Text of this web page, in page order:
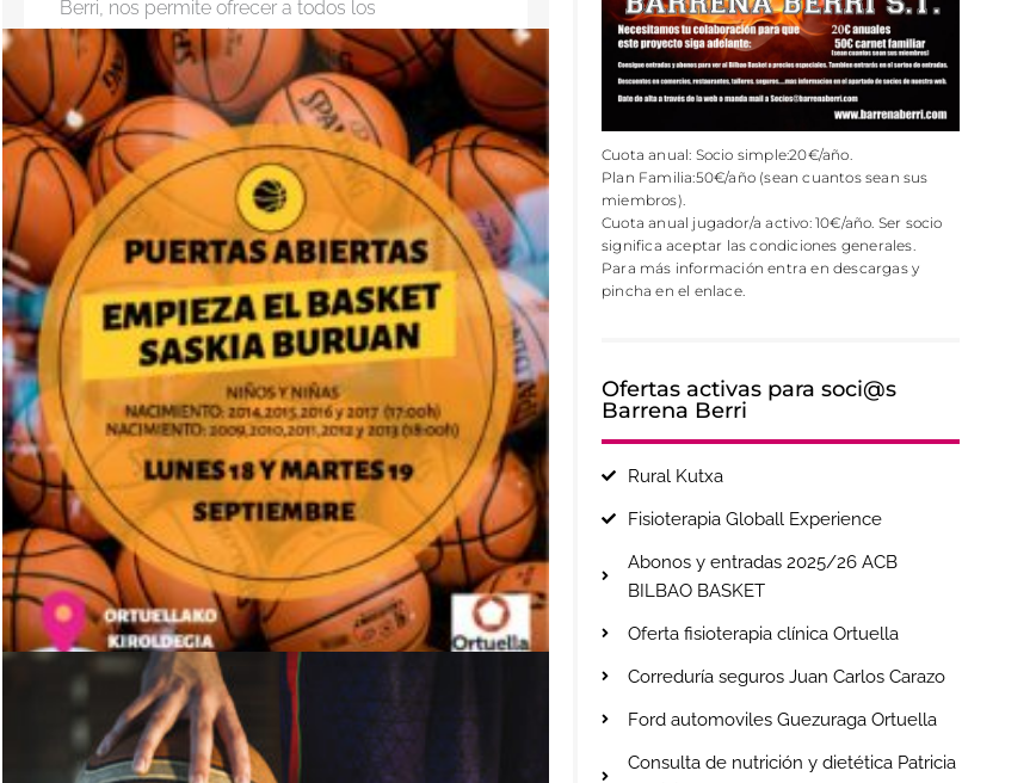
Berri, nos permite ofrecer a todos los
jugadores/as y socios ...
Leer más
Cuota anual: Socio simple:20€/año.
Plan Familia:50€/año (sean cuantos sean sus
miembros).
Cuota anual jugador/a activo: 10€/año. Ser socio
significa aceptar las condiciones generales.
Para más información entra en descargas y
pincha en el enlace.
Ofertas activas para soci@s
Barrena Berri
Rural Kutxa
Fisioterapia Globall Experience
Abonos y entradas 2025/26 ACB
BILBAO BASKET
Oferta fisioterapia clínica Ortuella
Correduría seguros Juan Carlos Carazo
Ford automoviles Guezuraga Ortuella
Consulta de nutrición y dietética Patricia